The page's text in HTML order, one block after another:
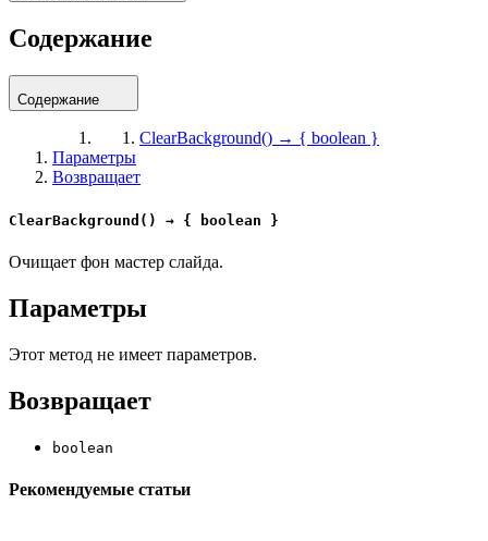
Содержание
Содержание
ClearBackground() → { boolean }
Параметры
Возвращает
ClearBackground() → { boolean }
Очищает фон мастер слайда.
Параметры
Этот метод не имеет параметров.
Возвращает
boolean
Рекомендуемые статьи